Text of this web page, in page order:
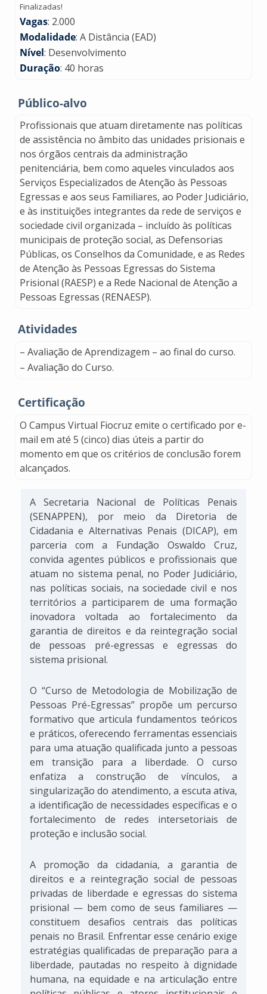
Finalizadas!
Vagas: 2.000
Modalidade: A Distância (EAD)
Nível: Desenvolvimento
Duração: 40 horas
Público-alvo
Profissionais que atuam diretamente nas políticas
de assistência no âmbito das unidades prisionais e
nos órgãos centrais da administração
penitenciária, bem como aqueles vinculados aos
Serviços Especializados de Atenção às Pessoas
Egressas e aos seus Familiares, ao Poder Judiciário,
e às instituições integrantes da rede de serviços e
sociedade civil organizada – incluído às políticas
municipais de proteção social, as Defensorias
Públicas, os Conselhos da Comunidade, e as Redes
de Atenção às Pessoas Egressas do Sistema
Prisional (RAESP) e a Rede Nacional de Atenção a
Pessoas Egressas (RENAESP).
Atividades
– Avaliação de Aprendizagem – ao final do curso.
– Avaliação do Curso.
Certificação
O Campus Virtual Fiocruz emite o certificado por e-
mail em até 5 (cinco) dias úteis a partir do
momento em que os critérios de conclusão forem
alcançados.
A Secretaria Nacional de Políticas Penais
(SENAPPEN), por meio da Diretoria de
Cidadania e Alternativas Penais (DICAP), em
parceria com a Fundação Oswaldo Cruz,
convida agentes públicos e profissionais que
atuam no sistema penal, no Poder Judiciário,
nas políticas sociais, na sociedade civil e nos
territórios a participarem de uma formação
inovadora voltada ao fortalecimento da
garantia de direitos e da reintegração social
de pessoas pré-egressas e egressas do
sistema prisional.
O “Curso de Metodologia de Mobilização de
Pessoas Pré-Egressas” propõe um percurso
formativo que articula fundamentos teóricos
e práticos, oferecendo ferramentas essenciais
para uma atuação qualificada junto a pessoas
em transição para a liberdade. O curso
enfatiza a construção de vínculos, a
singularização do atendimento, a escuta ativa,
a identificação de necessidades específicas e o
fortalecimento de redes intersetoriais de
proteção e inclusão social.
A promoção da cidadania, a garantia de
direitos e a reintegração social de pessoas
privadas de liberdade e egressas do sistema
prisional — bem como de seus familiares —
constituem desafios centrais das políticas
penais no Brasil. Enfrentar esse cenário exige
estratégias qualificadas de preparação para a
liberdade, pautadas no respeito à dignidade
humana, na equidade e na articulação entre